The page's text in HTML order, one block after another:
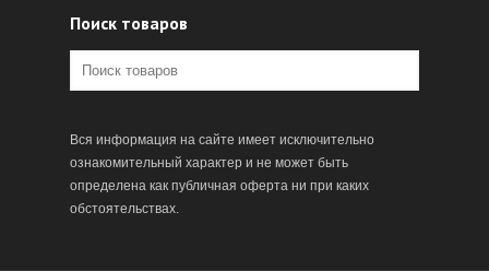
Поиск товаров
Вся информация на сайте имеет исключительно
ознакомительный характер и не может быть
определена как публичная оферта ни при каких
обстоятельствах.